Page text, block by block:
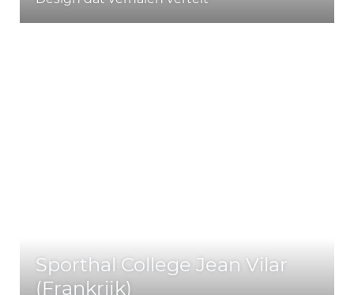
Sporthal College Jean Vilar
(Frankrijk)